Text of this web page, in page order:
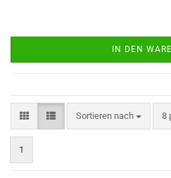
IN DEN
Sortieren nach
Sortieren nach 8
1